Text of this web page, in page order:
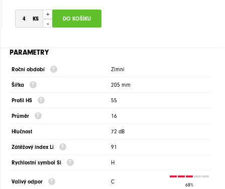
+
-
PARAMETRY
Roční období Zimní
Šířka 205 mm
Profil HS 55
Průměr 16
Hlučnost 72 dB
Zátěžový index Li 91
Rychlostní symbol Si H
Valivý odpor C
68%